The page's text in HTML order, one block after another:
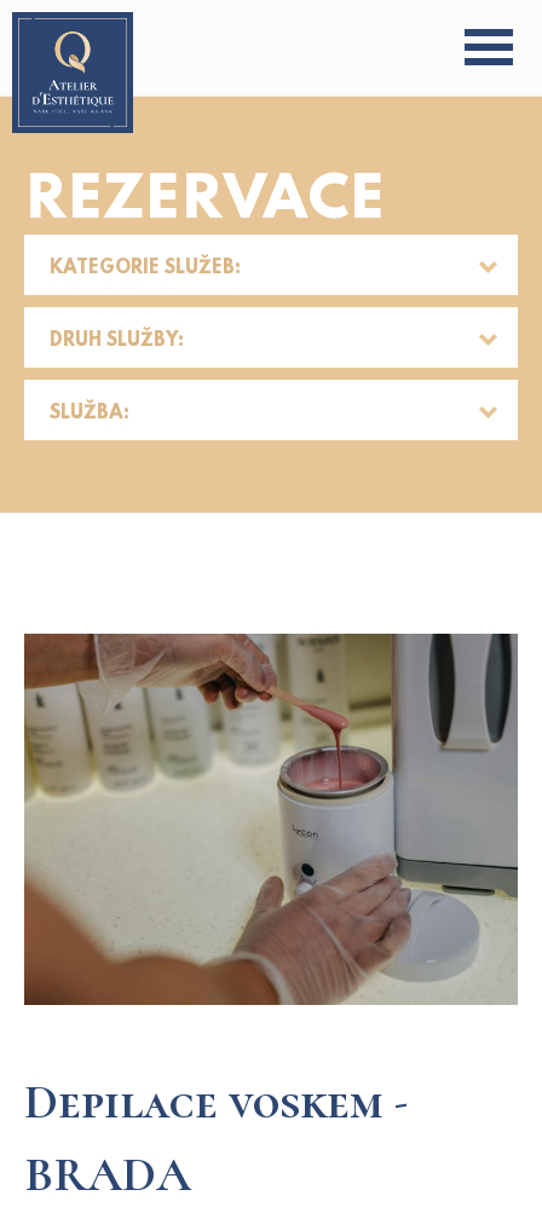
REZERVACE
KATEGORIE SLUŽEB:
DRUH SLUŽBY:
SLUŽBA:
Depilace voskem -
BRADA